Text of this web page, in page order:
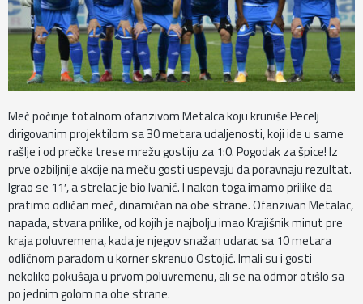
Meč počinje totalnom ofanzivom Metalca koju kruniše Pecelj
dirigovanim projektilom sa 30 metara udaljenosti, koji ide u same
rašlje i od prečke trese mrežu gostiju za 1:0. Pogodak za špice! Iz
prve ozbiljnije akcije na meču gosti uspevaju da poravnaju rezultat.
Igrao se 11′, a strelac je bio Ivanić. I nakon toga imamo prilike da
pratimo odličan meč, dinamičan na obe strane. Ofanzivan Metalac,
napada, stvara prilike, od kojih je najbolju imao Krajišnik minut pre
kraja poluvremena, kada je njegov snažan udarac sa 10 metara
odličnom paradom u korner skrenuo Ostojić. Imali su i gosti
nekoliko pokušaja u prvom poluvremenu, ali se na odmor otišlo sa
po jednim golom na obe strane.